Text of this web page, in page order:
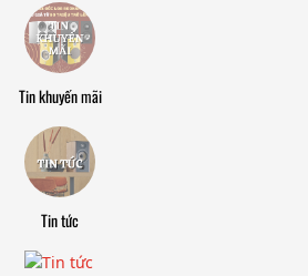
Tin khuyến mãi
Tin tức